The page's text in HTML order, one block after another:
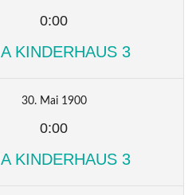
0:00
KINDERHAUS 3
30. Mai 1900
0:00
KINDERHAUS 3